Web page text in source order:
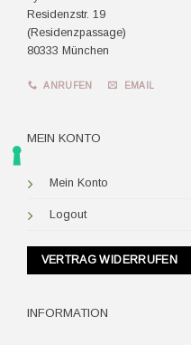
Residenzstr. 19
(Residenzpassage)
80333 München
ANRUFEN EMAIL
MEIN KONTO
Mein Konto
Logout
VERTRAG WIDERRUFEN
INFORMATION